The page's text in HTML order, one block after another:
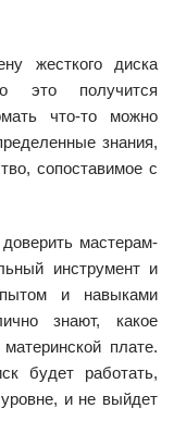
жесткого диска
это получится
что-то можно
знания,
сопоставимое с
мастерам-
инструмент и
и навыками
знают, какое
плате.
будет работать,
и не выйдет